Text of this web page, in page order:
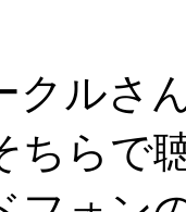
クルさ
ちら